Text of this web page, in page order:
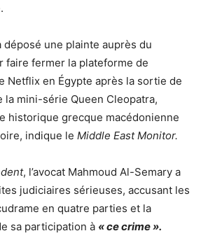
déposé une plainte auprès du
faire fermer la plateforme de
Netflix en Égypte après la sortie de
la mini-série Queen Cleopatra,
historique grecque macédonienne
indique le Middle East Monitor.
, l’avocat Mahmoud Al-Semary a
judiciaires sérieuses, accusant les
en quatre parties et la
sa participation à « ce crime ».